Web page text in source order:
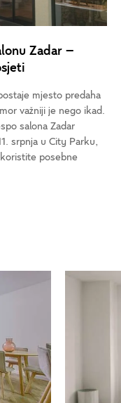
Zadar –
mjesto predaha
važniji je nego ikad.
salona Zadar
srpnja u City Parku,
posebne